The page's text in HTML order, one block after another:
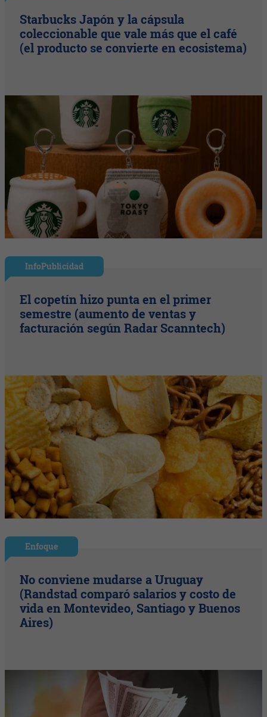
Starbucks Japón y la cápsula
coleccionable que vale más que el café
(el producto se convierte en ecosistema)
InfoPublicidad
El copetín hizo punta en el primer
semestre (aumento de ventas y
facturación según Radar Scanntech)
Enfoque
No conviene mudarse a Uruguay
(Randstad comparó salarios y costo de
vida en Montevideo, Santiago y Buenos
Aires)